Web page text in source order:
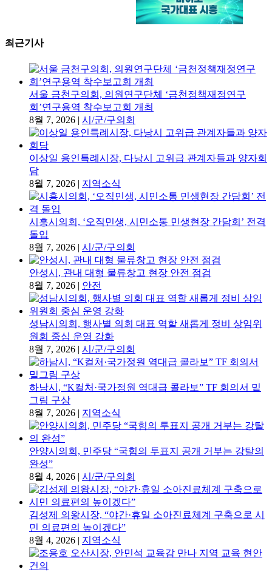
서울 금천구의회, 의원연구단체 ‘금천정책재정연구
회’연구용역 착수보고회 개최
8월 7, 2026| 시/군/구의회
이상일 용인특례시장, 다낭시 고위급 관계자들과 양자회
담
8월 7, 2026
시흥시의회, ‘오직민생, 시민소통 민생현장 간담회’ 전격
돌입
8월 7, 2026
안성시, 관내 대형 물류창고 현장 안전 점검
8월 7, 2026| 안전
성남시의회, 행사별 의회 대표 역할 새롭게 정비 상임위
원회 중심 운영 강화
8월 7, 2026|시/군/구의회
하남시, “K컬처·국가정원 역대급 콜라보” TF 회의서 밑
그림 구상
8월 7, 2026
안양시의회, 민주당 “국힘의 투표지 공개 거부는 강탈의
완성”
8월 4, 2026
김성제 의왕시장, “야간·휴일 소아진료체계 구축으로 시
민 의료편의 높이겠다”
8월 4, 2026| 지역소식
조용호 오산시장, 안민석 교육감 만나 지역 교육 현안 건